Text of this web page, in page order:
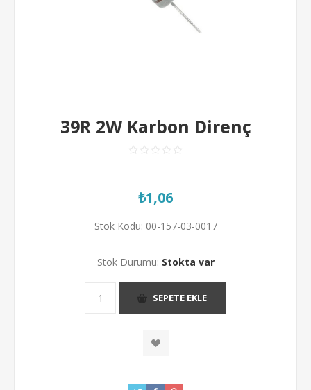
39R 2W Karbon Direnç
₺1,06
Stok Kodu: 00-157-03-0017
Stok Durumu: Stokta var
SEPETE EKLE